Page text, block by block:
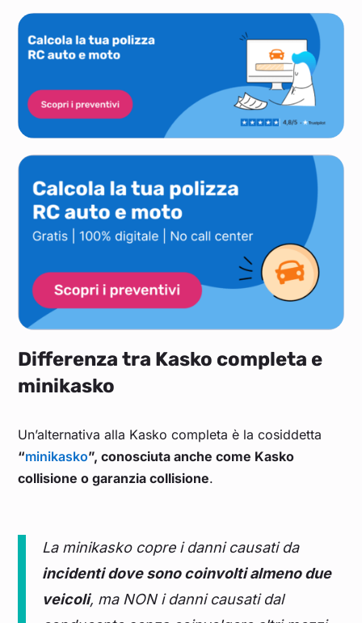
Differenza tra Kasko completa e
minikasko
Un’alternativa alla Kasko completa è la cosiddetta
“minikasko”, conosciuta anche come Kasko
collisione o garanzia collisione.
La minikasko copre i danni causati da
incidenti dove sono coinvolti almeno due
veicoli, ma NON i danni causati dal